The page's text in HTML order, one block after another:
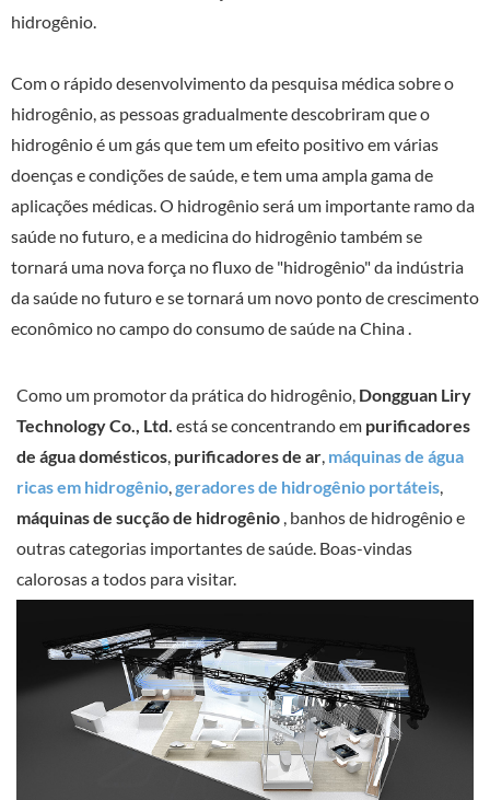
hidrogênio.
Com o rápido desenvolvimento da pesquisa médica sobre o
hidrogênio, as pessoas gradualmente descobriram que o
hidrogênio é um gás que tem um efeito positivo em várias
doenças e condições de saúde, e tem uma ampla gama de
aplicações médicas. O hidrogênio será um importante ramo da
saúde no futuro, e a medicina do hidrogênio também se
tornará uma nova força no fluxo de "hidrogênio" da indústria
da saúde no futuro e se tornará um novo ponto de crescimento
econômico no campo do consumo de saúde na China .
Como um promotor da prática do hidrogênio, Dongguan Liry
Technology Co., Ltd. está se concentrando em purificadores
de água domésticos, purificadores de ar, máquinas de água
ricas em hidrogênio,geradores de hidrogênio portáteis,
máquinas de sucção de hidrogênio , banhos de hidrogênio e
outras categorias importantes de saúde. Boas-vindas
calorosas a todos para visitar.